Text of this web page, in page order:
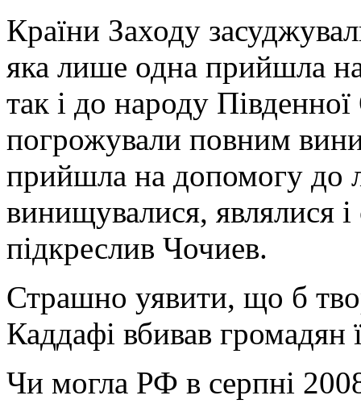
Країни Заходу
яка лише одна прийшла
так і до народу
погрожували повним
прийшла на допомогу до
винищувалися, являлися
підкреслив Чочиев.
Страшно уявити, що б
Каддафі вбивав громадян
Чи могла РФ в серпні